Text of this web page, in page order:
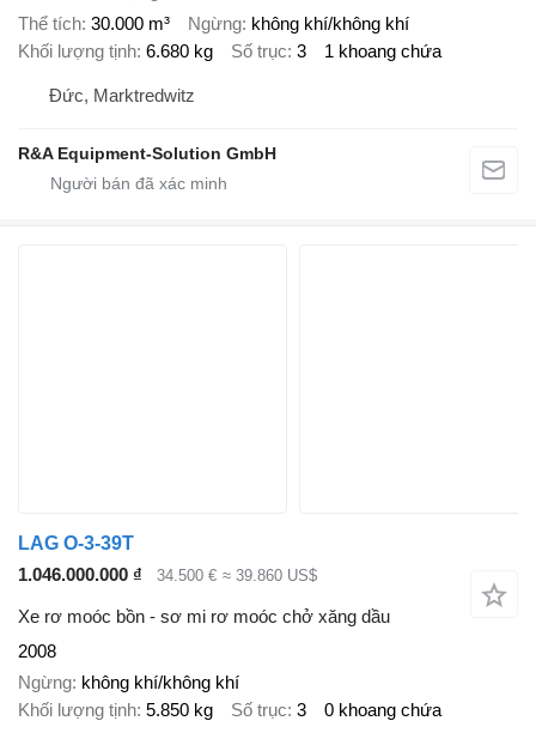
Thể tích 30.000 m³ Ngừng không khí/không khí
Khối lượng tịnh 6.680 kg Số trục 3 1 khoang chứa
Đức, Marktredwitz
R&A Equipment-Solution GmbH
LAG O-3-39T
1.046.000.000 ₫
34.500 € ≈ 39.860 US$
Xe rơ moóc bồn - sơ mi rơ moóc chở xăng dầu
2008
Ngừng không khí/không khí
Khối lượng tịnh 5.850 kg Số trục 3 0 khoang chứa